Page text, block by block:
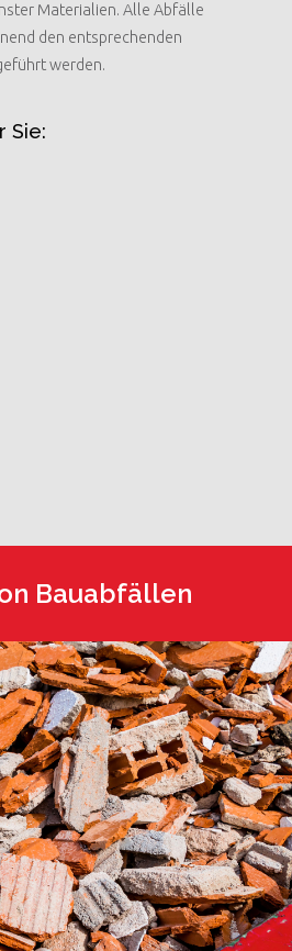
Materialien. Alle Abfälle
den entsprechenden
werden.
Sie:
Bauabfällen